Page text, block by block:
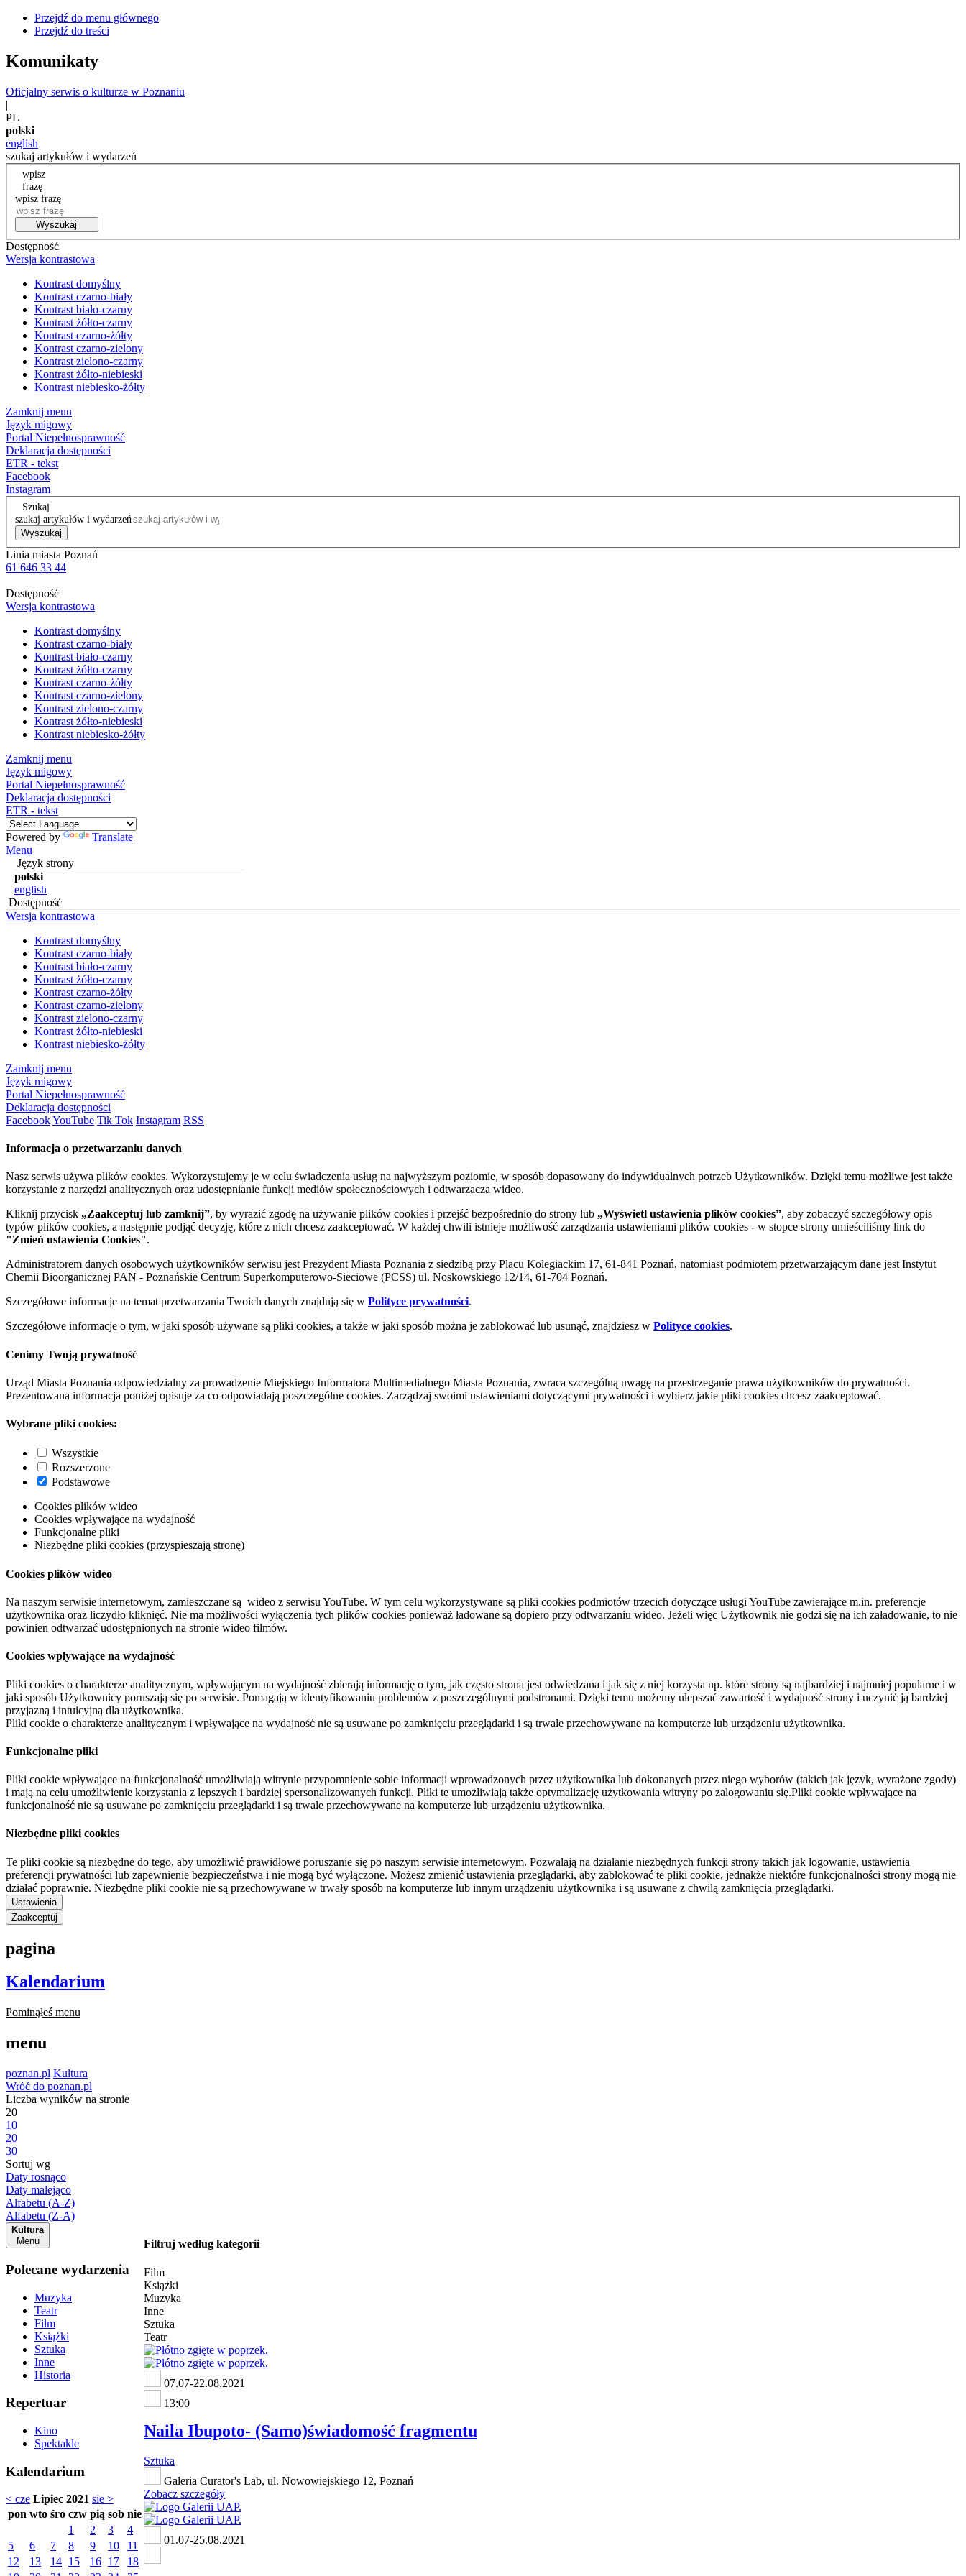
Przejdź do menu głównego
Przejdź do treści
Komunikaty
Oficjalny serwis o kulturze w Poznaniu
|
PL
polski
english
szukaj artykułów i wydarzeń
wpisz
frazę
wpisz frazę
Wyszukaj
Dostępność
Wersja kontrastowa
Kontrast domyślny
Kontrast czarno-biały
Kontrast biało-czarny
Kontrast żółto-czarny
Kontrast czarno-żółty
Kontrast czarno-zielony
Kontrast zielono-czarny
Kontrast żółto-niebieski
Kontrast niebiesko-żółty
Zamknij menu
Język migowy
Portal Niepełnosprawność
Deklaracja dostępności
ETR - tekst
Facebook
Instagram
Szukaj
szukaj artykułów i wydarzeń
Wyszukaj
Linia miasta Poznań
61 646 33 44
Dostępność
Wersja kontrastowa
Kontrast domyślny
Kontrast czarno-biały
Kontrast biało-czarny
Kontrast żółto-czarny
Kontrast czarno-żółty
Kontrast czarno-zielony
Kontrast zielono-czarny
Kontrast żółto-niebieski
Kontrast niebiesko-żółty
Zamknij menu
Język migowy
Portal Niepełnosprawność
Deklaracja dostępności
ETR - tekst
Powered by
Translate
Menu
Język strony
polski
english
Dostępność
Wersja kontrastowa
Kontrast domyślny
Kontrast czarno-biały
Kontrast biało-czarny
Kontrast żółto-czarny
Kontrast czarno-żółty
Kontrast czarno-zielony
Kontrast zielono-czarny
Kontrast żółto-niebieski
Kontrast niebiesko-żółty
Zamknij menu
Język migowy
Portal Niepełnosprawność
Deklaracja dostępności
FacebookYouTube Tik Tok Instagram RSS
Informacja o przetwarzaniu danych
Nasz serwis używa plików cookies. Wykorzystujemy je w celu świadczenia usług na najwyższym poziomie, w sposób dopasowany do indywidualnych potrzeb Użytkowników. Dzięki temu możliwe jest także
korzystanie z narzędzi analitycznych oraz udostępnianie funkcji mediów społecznościowych i odtwarzacza wideo.
Kliknij przycisk „Zaakceptuj lub zamknij”, by wyrazić zgodę na używanie plików cookies i przejść bezpośrednio do strony lub „Wyświetl ustawienia plików cookies”, aby zobaczyć szczegółowy opis
typów plików cookies, a następnie podjąć decyzję, które z nich chcesz zaakceptować. W każdej chwili istnieje możliwość zarządzania ustawieniami plików cookies - w stopce strony umieściliśmy link do
"Zmień ustawienia Cookies".
Administratorem danych osobowych użytkowników serwisu jest Prezydent Miasta Poznania z siedzibą przy Placu Kolegiackim 17, 61-841 Poznań, natomiast podmiotem przetwarzającym dane jest Instytut
Chemii Bioorganicznej PAN - Poznańskie Centrum Superkomputerowo-Sieciowe (PCSS) ul. Noskowskiego 12/14, 61-704 Poznań.
Szczegółowe informacje na temat przetwarzania Twoich danych znajdują się w Polityce prywatności.
Szczegółowe informacje o tym, w jaki sposób używane są pliki cookies, a także w jaki sposób można je zablokować lub usunąć, znajdziesz w Polityce cookies.
Cenimy Twoją prywatność
Urząd Miasta Poznania odpowiedzialny za prowadzenie Miejskiego Informatora Multimedialnego Miasta Poznania, zwraca szczególną uwagę na przestrzeganie prawa użytkowników do prywatności.
Prezentowana informacja poniżej opisuje za co odpowiadają poszczególne cookies. Zarządzaj swoimi ustawieniami dotyczącymi prywatności i wybierz jakie pliki cookies chcesz zaakceptować.
Wybrane pliki cookies:
Wszystkie
Rozszerzone
Podstawowe
Cookies plików wideo
Cookies wpływające na wydajność
Funkcjonalne pliki
Niezbędne pliki cookies (przyspieszają stronę)
Cookies plików wideo
Na naszym serwisie internetowym, zamieszczane są wideo z serwisu YouTube. W tym celu wykorzystywane są pliki cookies podmiotów trzecich dotyczące usługi YouTube zawierające m.in. preferencje
użytkownika oraz liczydło kliknięć. Nie ma możliwości wyłączenia tych plików cookies ponieważ ładowane są dopiero przy odtwarzaniu wideo. Jeżeli więc Użytkownik nie godzi się na ich załadowanie, to nie
powinien odtwarzać udostępnionych na stronie wideo filmów.
Cookies wpływające na wydajność
Pliki cookies o charakterze analitycznym, wpływającym na wydajność zbierają informację o tym, jak często strona jest odwiedzana i jak się z niej korzysta np. które strony są najbardziej i najmniej popularne i w
jaki sposób Użytkownicy poruszają się po serwisie. Pomagają w identyfikowaniu problemów z poszczególnymi podstronami. Dzięki temu możemy ulepszać zawartość i wydajność strony i uczynić ją bardziej
przyjazną i intuicyjną dla użytkownika.
Pliki cookie o charakterze analitycznym i wpływające na wydajność nie są usuwane po zamknięciu przeglądarki i są trwale przechowywane na komputerze lub urządzeniu użytkownika.
Funkcjonalne pliki
Pliki cookie wpływające na funkcjonalność umożliwiają witrynie przypomnienie sobie informacji wprowadzonych przez użytkownika lub dokonanych przez niego wyborów (takich jak język, wyrażone zgody)
i mają na celu umożliwienie korzystania z lepszych i bardziej spersonalizowanych funkcji. Pliki te umożliwiają także optymalizację użytkowania witryny po zalogowaniu się.Pliki cookie wpływające na
funkcjonalność nie są usuwane po zamknięciu przeglądarki i są trwale przechowywane na komputerze lub urządzeniu użytkownika.
Niezbędne pliki cookies
Te pliki cookie są niezbędne do tego, aby umożliwić prawidłowe poruszanie się po naszym serwisie internetowym. Pozwalają na działanie niezbędnych funkcji strony takich jak logowanie, ustawienia
preferencji prywatności lub zapewnienie bezpieczeństwa i nie mogą być wyłączone. Możesz zmienić ustawienia przeglądarki, aby zablokować te pliki cookie, jednakże niektóre funkcjonalności strony mogą nie
działać poprawnie. Niezbędne pliki cookie nie są przechowywane w trwały sposób na komputerze lub innym urządzeniu użytkownika i są usuwane z chwilą zamknięcia przeglądarki.
Ustawienia
Zaakceptuj
pagina
Kalendarium
Pominąłeś menu
menu
poznan.pl Kultura
Wróć do poznan.pl
Liczba wyników na stronie
20
10
20
30
Sortuj wg
Daty rosnąco
Daty malejąco
Alfabetu (A-Z)
Alfabetu (Z-A)
Kultura
Menu
Polecane wydarzenia
Muzyka
Teatr
Film
Książki
Sztuka
Inne
Historia
Repertuar
Kino
Spektakle
Kalendarium
< cze Lipiec 2021 sie >
pon wto śro czw pią sob nie
1
2 3
4
5
6 7 8 9 10
11
12
13 14 15 16 17
18
Filtruj według kategorii
Film
Książki
Muzyka
Inne
Sztuka
Teatr
07.07-22.08.2021
13:00
Naila Ibupoto- (Samo)świadomość fragmentu
Sztuka
Galeria Curator's Lab, ul. Nowowiejskiego 12, Poznań
Zobacz szczegóły
01.07-25.08.2021